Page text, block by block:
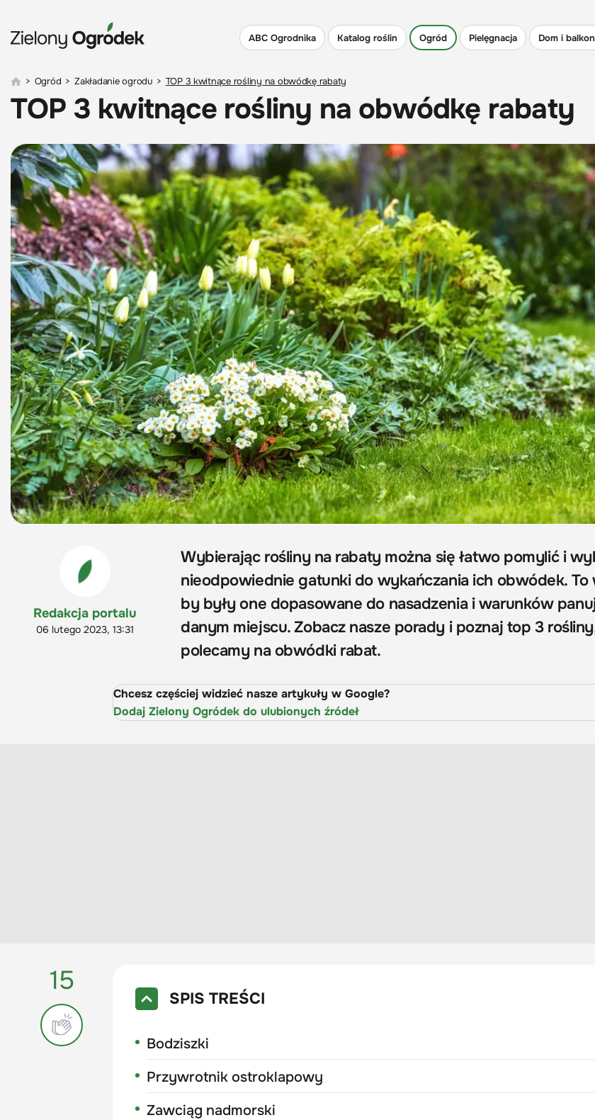
ABC Ogrodnika Katalog roślin Ogród Pielęgnacja Dom i balkon
> Ogród > Zakładanie ogrodu > TOP 3 kwitnące rośliny na obwódkę rabaty
TOP 3 kwitnące rośliny na obwódkę rabaty
Redakcja portalu
06 lutego 2023, 13:31
Wybierając rośliny na rabaty można się łatwo pomylić i
nieodpowiednie gatunki do wykańczania ich obwódek. To
by były one dopasowane do nasadzenia i warunków
danym miejscu. Zobacz nasze porady i poznaj top 3
polecamy na obwódki rabat.
Chcesz częściej widzieć nasze artykuły w Google?
Dodaj Zielony Ogródek do ulubionych źródeł
15
SPIS TREŚCI
Bodziszki
Przywrotnik ostroklapowy
Zawciąg nadmorski